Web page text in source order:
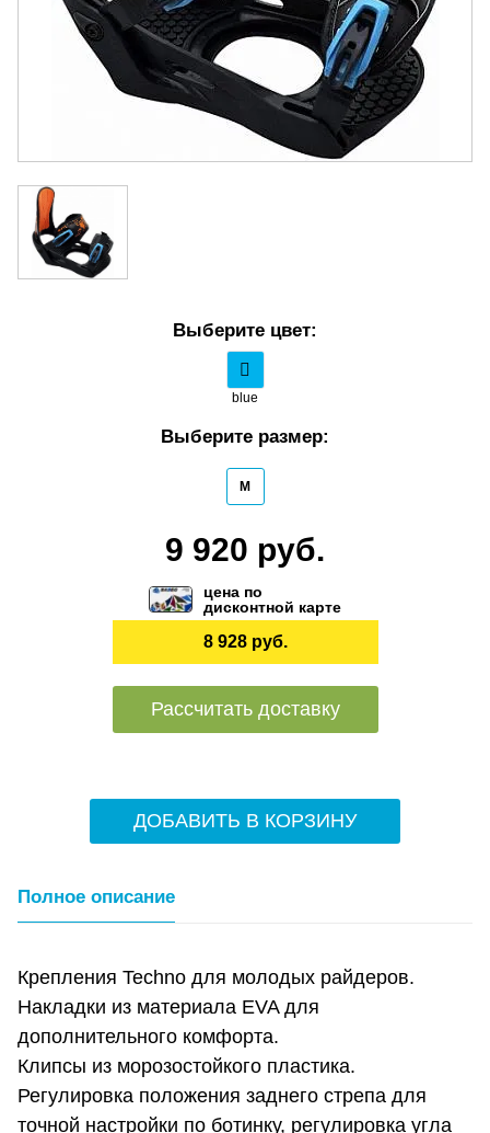
Выберите цвет:
blue
Выберите размер:
M
9 920 руб.
цена по
дисконтной карте
8 928 руб.
Рассчитать доставку
ДОБАВИТЬ В КОРЗИНУ
Полное описание
Крепления Techno для молодых райдеров.
Накладки из материала EVA для
дополнительного комфорта.
Клипсы из морозостойкого пластика.
Регулировка положения заднего стрепа для
точной настройки по ботинку, регулировка угла